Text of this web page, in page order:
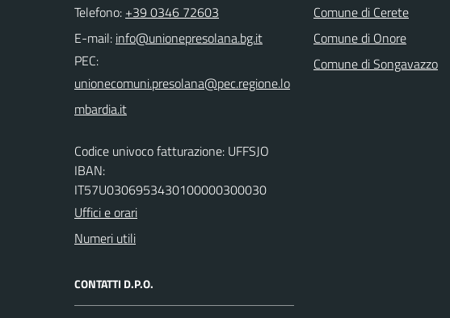
Telefono: +39 0346 72603
E-mail:
PEC:
Codice univoco fatturazione: UFFSJO
IBAN:
IT57U0306953430100000300030
Uffici e orari
Numeri utili
CONTATTI D.P.O.
Comune di Cerete
Comune di Onore
Comune di Songavazzo